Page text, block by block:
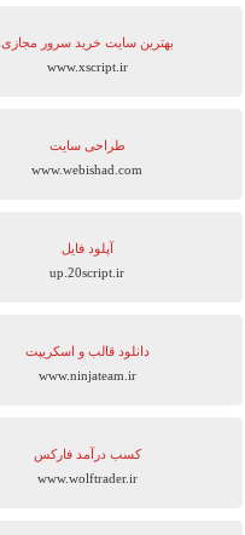
بهترین سایت‌ خرید سرور مجازی
www.xscript.ir
طراحی سایت
www.webishad.com
آپلود فایل
up.20script.ir
دانلود قالب و اسکریپت
www.ninjateam.ir
کسب درآمد فارکس
www.wolftrader.ir